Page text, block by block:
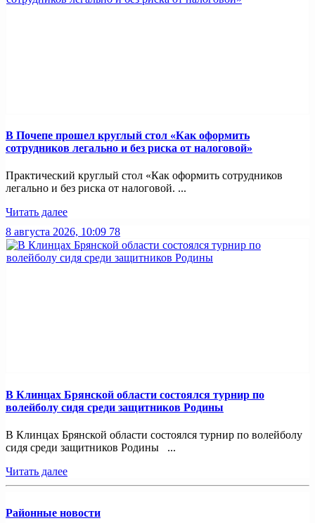
В Почепе прошел круглый стол «Как оформить
сотрудников легально и без риска от налоговой»
Практический круглый стол «Как оформить сотрудников
легально и без риска от налоговой. ...
Читать далее
8 августа 2026, 10:09 78
В Клинцах Брянской области состоялся турнир по
волейболу сидя среди защитников Родины
В Клинцах Брянской области состоялся турнир по волейболу
сидя среди защитников Родины ...
Читать далее
Районные новости